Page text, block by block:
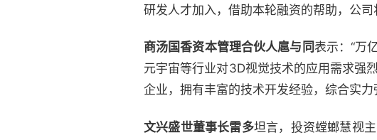
研发人才加入，借助本轮融资的帮助，公
商汤国香资本管理合伙人扈与同 表示：“万
元宇宙等行业对3D视觉技术的应用需求强
企业，拥有丰富的技术开发经验，综合实力
文兴盛世董事长雷多坦言，投资螳螂慧视